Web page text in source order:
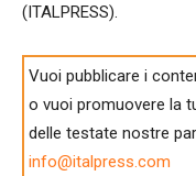
(ITALPRESS).
Vuoi pubblicare i
o vuoi promuovere la
delle testate nostre
info@italpress.com